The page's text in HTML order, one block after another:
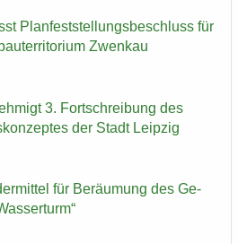
Plan­fest­stel­lungs­be­schluss für
Zwenkau
3. Fort­schrei­bung des
der Stadt Leip­zig
für Be­räu­mung des Ge­